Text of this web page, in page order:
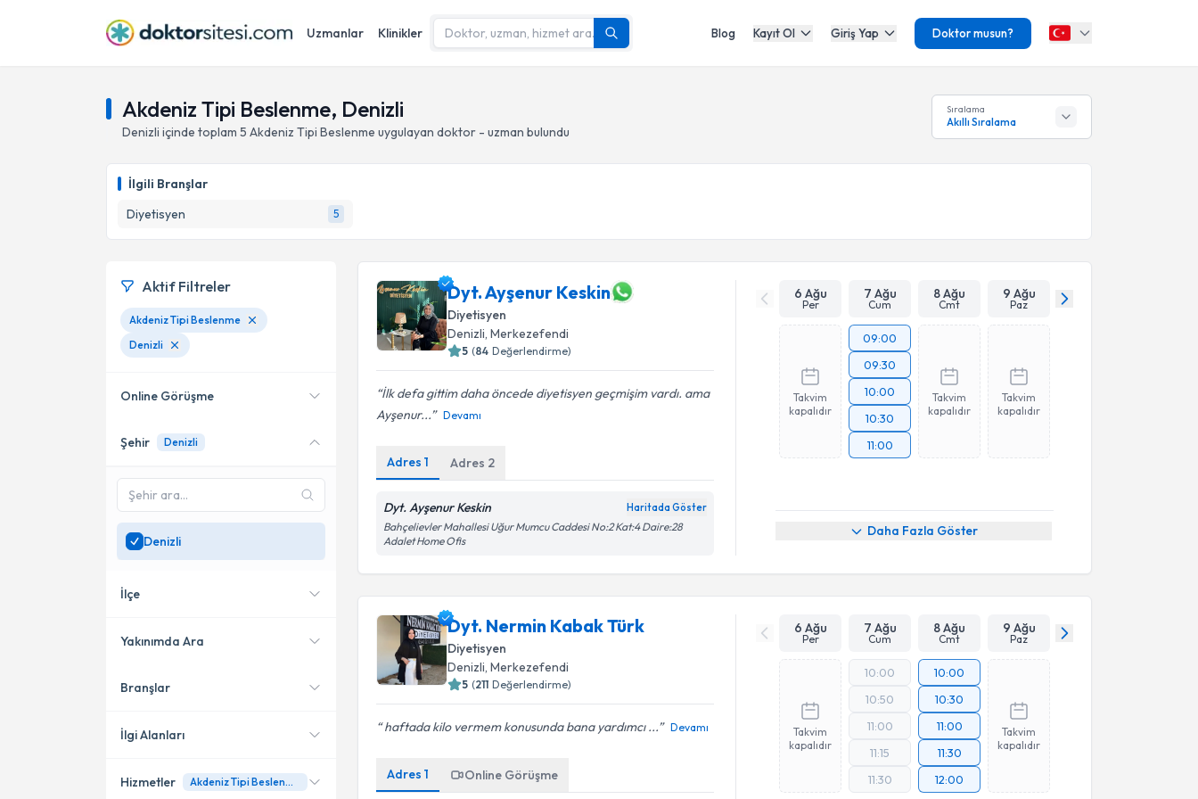
Uzmanlar Klinikler Blog Kayıt Ol Giriş Yap Doktor musun?
Akdeniz Tipi Beslenme, Denizli
Denizli içinde toplam 5 Akdeniz Tipi Beslenme uygulayan doktor - uzman bulundu
Sıralama
Akıllı Sıralama
İlgili Branşlar
Diyetisyen
5
Dyt. Ayşenur Keskin
Diyetisyen
Denizli, Merkezefendi
5 (84 Değerlendirme)
İlk defa gittim daha öncede diyetisyen geçmişim vardı. ama
Ayşenur...
Devamı
Adres1 Adres 2
Dyt. Ayşenur Keskin Haritada Göster
Bahçelievler Mahallesi Uğur Mumcu Caddesi No:2 Kat:4 Daire:28
Adalet Home Ofis
6 Ağu
Per
7 Ağu
Cum
8 Ağu
Cmt
9 Ağu
Paz
Takvim
kapalıdır
09:00
09:30
10:00
10:30
11:00
Takvim
kapalıdır
Takvim
kapalıdır
Daha Fazla Göster
Dyt. Nermin Kabak Türk
Diyetisyen
Denizli, Merkezefendi
5 (211 Değerlendirme)
haftada kilo vermem konusunda bana yardımcı ... Devamı
Adres1 Online Görüşme
6 Ağu
Per
7 Ağu
Cum
8 Ağu
Cmt
9 Ağu
Paz
Takvim
kapalıdır
10:00
10:50
11:00
11:15
11:30
10:00
10:30
11:00
11:30
12:00
Takvim
kapalıdır
Aktif Filtreler
Akdeniz Tipi Beslenme
Denizli
Online Görüşme
Online danışmanlık sunan
SadeceDenizli
uzman ara
Şehir Denizli
Denizli
İlçe
Merkezefendi
Yakınımda Ara
Konumuma yakın uzmanları
Branşlar
Diyetisyen
İlgi Alanları
Hizmetler Akdeniz Tipi Beslenme